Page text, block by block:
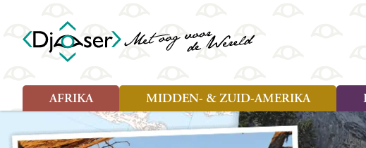
AFRIKA
Rondreis (26)
Landen
Mozambique
MIDDEN- & ZUID-AMERIKA
Soort reizen Landen
Amazone